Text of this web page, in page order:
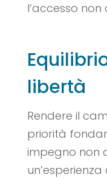
l’accesso
libertà
Rendere il
priorità
impegno non